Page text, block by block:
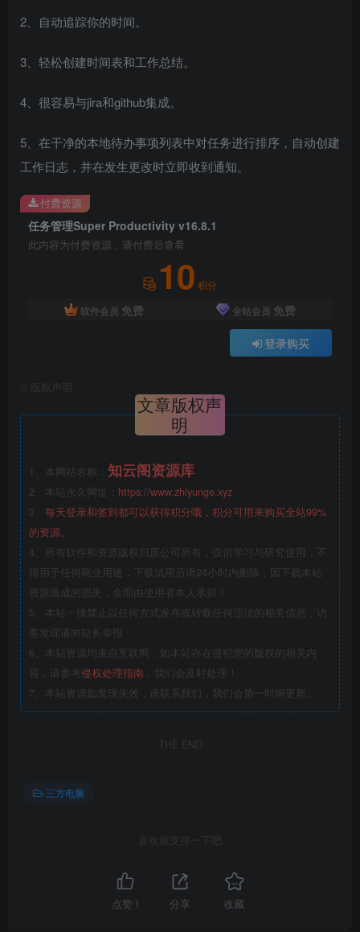
2、自动追踪你的时间。
3、轻松创建时间表和工作总结。
4、很容易与jira和github集成。
5、在干净的本地待办事项列表中对任务进行排序，自动创建
工作日志，并在发生更改时立即收到通知。
任务管理Super Productivity v16.8.1
此内容为付费资源，请付费后查看
10 积分
软件会员 免费 全站会员 免费
登录购买
付费资源
版权声明
文章版权声
明
1、本网站名称： 知云阁资源库
2、本站永久网址： https://www.zhiyunge.xyz
3、 每天登录和签到都可以获得积分哦，积分可用来购买全站99%
的资源。
4、所有软件和资源版权归原公司所有，仅供学习与研究使用，不
得用于任何商业用途，下载试用后请24小时内删除，因下载本站
资源造成的损失，全部由使用者本人承担！
5、本站一律禁止以任何方式发布或转载任何违法的相关信息，访
客发现请向站长举报
6、本站资源均来自互联网，如本站存在侵犯您的版权的相关内
容，请参考侵权处理指南 ，我们会及时处理！
7、本站资源如发现失效，请联系我们，我们会第一时间更新。
THE END
三方电脑
喜欢就支持一下吧
点赞 1 分享 收藏